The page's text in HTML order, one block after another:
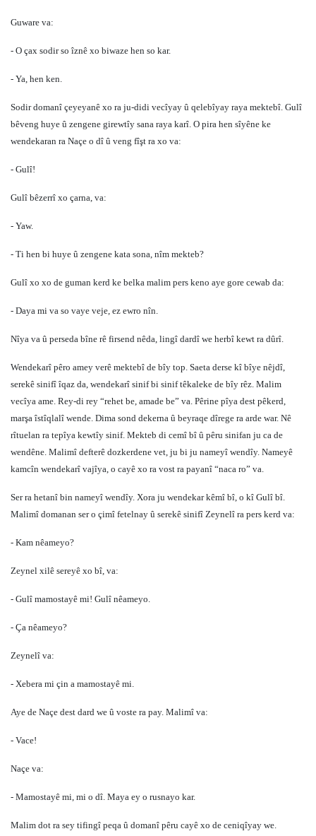
Guware va:
- O çax sodir so îznê xo biwaze hen so kar.
- Ya, hen ken.
Sodir domanî çeyeyanê xo ra ju-didi vecîyay û qelebîyay raya mektebî. Gulî
bêveng huye û zengene girewtîy sana raya karî. O pira hen sîyêne ke
wendekaran ra Naçe o dî û veng fîşt ra xo va:
- Gulî!
Gulî bêzerrî xo çarna, va:
- Yaw.
- Ti hen bi huye û zengene kata sona, nîm mekteb?
Gulî xo xo de guman kerd ke belka malim pers keno aye gore cewab da:
- Daya mi va so vaye veje, ez ewro nîn.
Nîya va û perseda bîne rê firsend nêda, lingî dardî we herbî kewt ra dûrî.
Wendekarî pêro amey verê mektebî de bîy top. Saeta derse kî bîye nêjdî,
serekê sinifî îqaz da, wendekarî sinif bi sinif têkaleke de bîy rêz. Malim
vecîya ame. Rey-di rey “rehet be, amade be” va. Pêrine pîya dest pêkerd,
marşa îstîqlalî wende. Dima sond dekerna û beyraqe dîrege ra arde war. Nê
rîtuelan ra tepîya kewtîy sinif. Mekteb di cemî bî û pêru sinifan ju ca de
wendêne. Malimî defterê dozkerdene vet, ju bi ju nameyî wendîy. Nameyê
kamcîn wendekarî vajîya, o cayê xo ra vost ra payanî “naca ro” va.
Ser ra hetanî bin nameyî wendîy. Xora ju wendekar kêmî bî, o kî Gulî bî.
Malimî domanan ser o çimî fetelnay û serekê sinifî Zeynelî ra pers kerd va:
- Kam nêameyo?
Zeynel xilê sereyê xo bî, va:
- Gulî mamostayê mi! Gulî nêameyo.
- Ça nêameyo?
Zeynelî va:
- Xebera mi çin a mamostayê mi.
Aye de Naçe dest dard we û voste ra pay. Malimî va:
- Vace!
Naçe va:
- Mamostayê mi, mi o dî. Maya ey o rusnayo kar.
Malim dot ra sey tifingî peqa û domanî pêru cayê xo de ceniqîyay we.